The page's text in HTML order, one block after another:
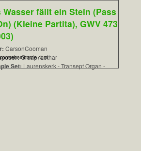
Wasser fällt ein Stein (Pass
(Kleine Partita), GWV 473
CarsonCooman
Graap, Lothar
Set: Laurenskerk - Transept Organ -